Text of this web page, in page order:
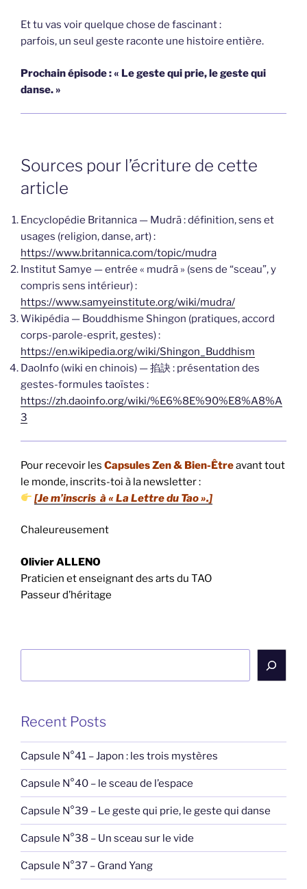
Et tu vas voir quelque chose de fascinant :
parfois, un seul geste raconte une histoire entière.
Prochain épisode : « Le geste qui prie, le geste qui
danse. »
Sources pour l’écriture de cette
article
Encyclopédie Britannica — Mudrā : définition, sens et
usages (religion, danse, art) :
https://www.britannica.com/topic/mudra
Institut Samye — entrée « mudrā » (sens de “sceau”, y
compris sens intérieur) :
https://www.samyeinstitute.org/wiki/mudra/
Wikipédia — Bouddhisme Shingon (pratiques, accord
corps-parole-esprit, gestes) :
https://en.wikipedia.org/wiki/Shingon_Buddhism
DaoInfo (wiki en chinois) — 掐訣 : présentation des
gestes-formules taoïstes :
https://zh.daoinfo.org/wiki/%E6%8E%90%E8%A8%A
3
Pour recevoir les Capsules Zen & Bien-Êtreavant tout
le monde, inscrits-toi à la newsletter :
[Je m’inscris à « La Lettre du Tao ».]
Chaleureusement
Olivier ALLENO
Praticien et enseignant des arts du TAO
Passeur d’héritage
Recent Posts
Capsule N°41 – Japon : les trois mystères
Capsule N°40 – le sceau de l’espace
Capsule N°39 – Le geste qui prie, le geste qui danse
Capsule N°38 – Un sceau sur le vide
Capsule N°37 – Grand Yang